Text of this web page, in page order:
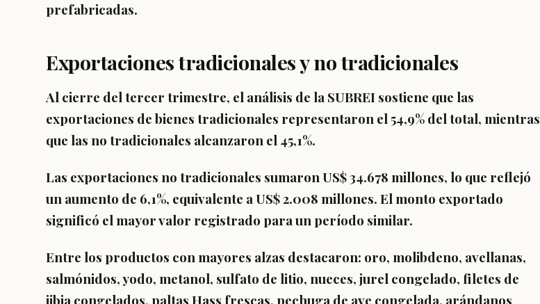
prefabricadas.
Exportaciones tradicionales y no tradicionales
Al cierre del tercer trimestre, el análisis de la SUBREI sostiene que las
exportaciones de bienes tradicionales representaron el 54,9% del total, mientras
que las no tradicionales alcanzaron el 45,1%.
Las exportaciones no tradicionales sumaron US$ 34.678 millones, lo que reflejó
un aumento de 6,1%, equivalente a US$ 2.008 millones. El monto exportado
significó el mayor valor registrado para un período similar.
Entre los productos con mayores alzas destacaron: oro, molibdeno, avellanas,
salmónidos, yodo, metanol, sulfato de litio, nueces, jurel congelado, filetes de
jibia congelados, paltas Hass frescas, pechuga de ave congelada, arándanos